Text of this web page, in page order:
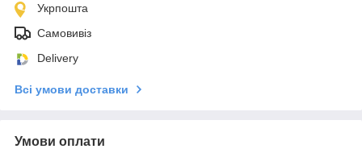
Укрпошта
Самовивіз
Delivery
Всі умови доставки
Умови оплати